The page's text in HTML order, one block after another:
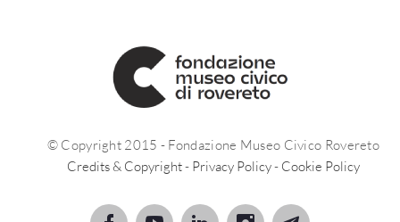
© Copyright 2015 - Fondazione Museo Civico Rovereto
Credits & Copyright- Privacy Policy- Cookie Policy